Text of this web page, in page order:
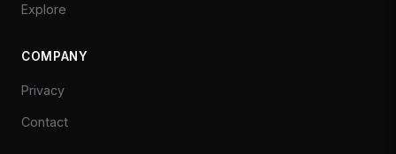
Explore
COMPANY
Privacy
Contact